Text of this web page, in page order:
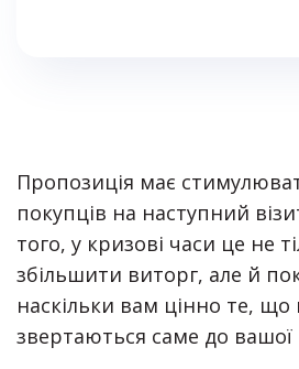
Пропозиція має
покупців на наступний
того, у кризові часи це не
збільшити виторг, але й
наскільки вам цінно те, що
звертаються саме до вашої